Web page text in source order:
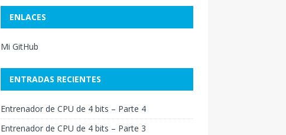
ENLACES
Mi GitHub
ENTRADAS RECIENTES
Entrenador de CPU de 4 bits – Parte 4
Entrenador de CPU de 4 bits – Parte 3